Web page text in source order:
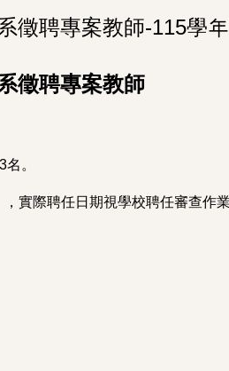
徵聘專案教師-115學
徵聘專案教師
。
實際聘任日期視學校聘任審查作業